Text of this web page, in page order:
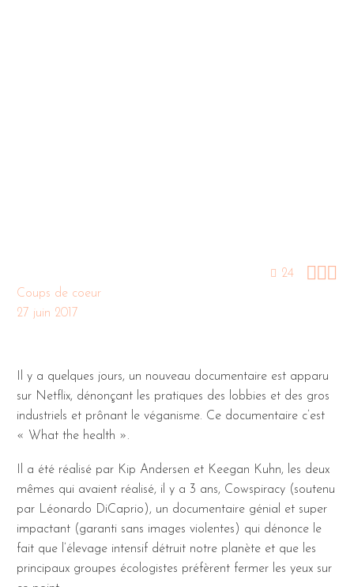
24 
Coups de coeur
27 juin 2017
Il y a quelques jours, un nouveau documentaire est apparu
sur Netflix, dénonçant les pratiques des lobbies et des gros
industriels et prônant le véganisme. Ce documentaire c’est
« What the health ».
Il a été réalisé par Kip Andersen et Keegan Kuhn, les deux
mêmes qui avaient réalisé, il y a 3 ans, Cowspiracy (soutenu
par Léonardo DiCaprio), un documentaire génial et super
impactant (garanti sans images violentes) qui dénonce le
fait que l’élevage intensif détruit notre planète et que les
principaux groupes écologistes préfèrent fermer les yeux sur